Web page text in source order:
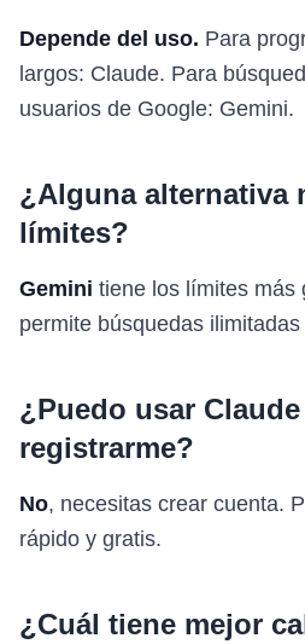
Depende del uso. Para
largos: Claude. Para
usuarios de Google: Gemini.
¿Alguna alternativa
límites?
Gemini tiene los límites más
permite búsquedas
¿Puedo usar
registrarme?
No, necesitas crear cuenta.
rápido y gratis.
¿Cuál tiene mejor